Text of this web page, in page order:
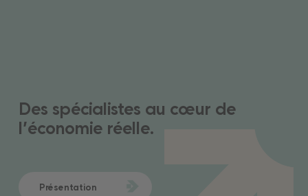
Des spécialistes au cœur de
l’économie réelle.
Présentation